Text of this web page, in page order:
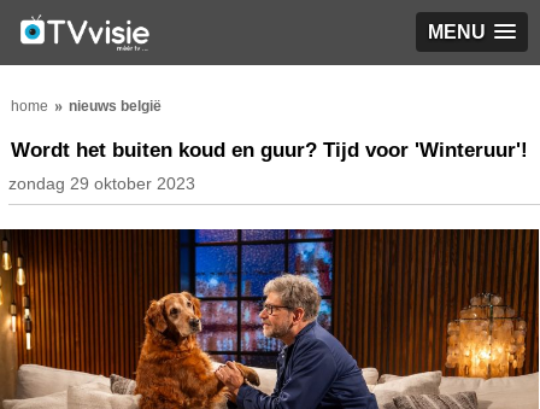
MENU
home nieuws belgië
Wordt het buiten koud en guur? Tijd voor 'Winteruur'!
zondag 29 oktober 2023